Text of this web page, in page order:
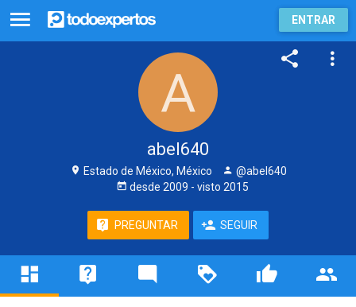
ENTRAR
abel640
Estado de México, México
@abel640
desde 2009 - visto 2015
PREGUNTAR SEGUIR